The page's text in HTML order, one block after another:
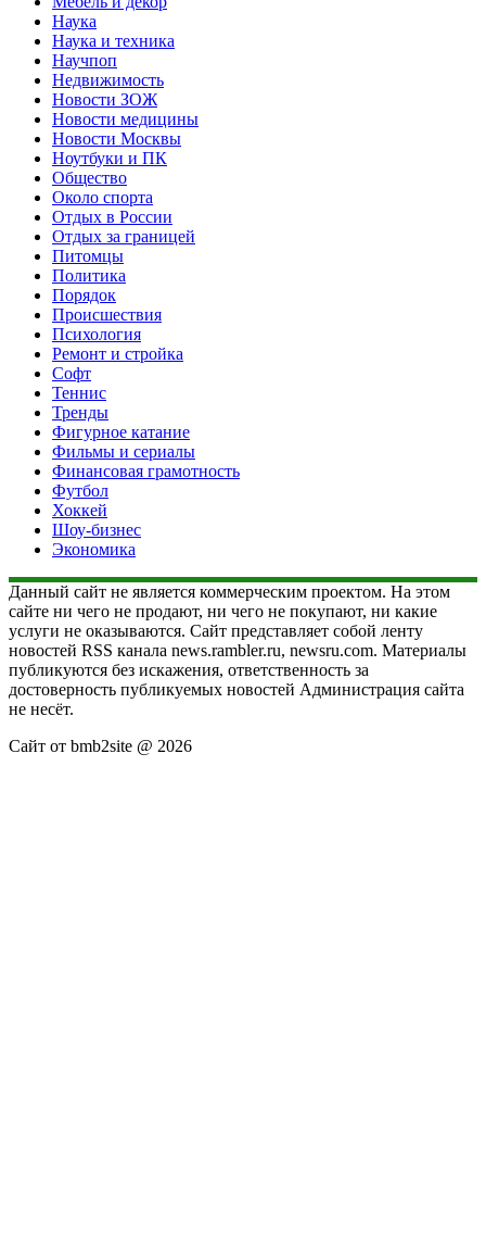
Наука
Наука и техника
Научпоп
Недвижимость
Новости ЗОЖ
Новости медицины
Новости Москвы
Ноутбуки и ПК
Общество
Около спорта
Отдых в России
Отдых за границей
Питомцы
Политика
Порядок
Происшествия
Психология
Ремонт и стройка
Софт
Теннис
Тренды
Фигурное катание
Фильмы и сериалы
Финансовая грамотность
Футбол
Хоккей
Шоу-бизнес
Экономика
Данный сайт не является коммерческим проектом. На этом
сайте ни чего не продают, ни чего не покупают, ни какие
услуги не оказываются. Сайт представляет собой ленту
новостей RSS канала news.rambler.ru, newsru.com. Материалы
публикуются без искажения, ответственность за
достоверность публикуемых новостей Администрация сайта
не несёт.
Сайт от bmb2site @ 2026